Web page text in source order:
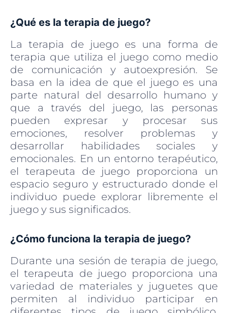
¿Qué es la terapia de juego?
La terapia de juego es una forma de
terapia que utiliza el juego como medio
de comunicación y autoexpresión. Se
basa en la idea de que el juego es una
parte natural del desarrollo humano y
que a través del juego, las personas
pueden expresar y procesar sus
emociones, resolver problemas y
desarrollar habilidades sociales y
emocionales. En un entorno terapéutico,
el terapeuta de juego proporciona un
espacio seguro y estructurado donde el
individuo puede explorar libremente el
juego y sus significados.
¿Cómo funciona la terapia de juego?
Durante una sesión de terapia de juego,
el terapeuta de juego proporciona una
variedad de materiales y juguetes que
permiten al individuo participar en